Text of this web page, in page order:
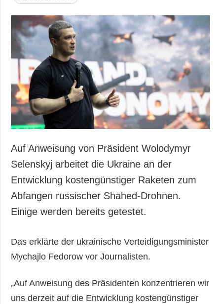
Auf Anweisung von Präsident Wolodymyr
Selenskyj arbeitet die Ukraine an der
Entwicklung kostengünstiger Raketen zum
Abfangen russischer Shahed-Drohnen.
Einige werden bereits getestet.
Das erklärte der ukrainische Verteidigungsminister
Mychajlo Fedorow vor Journalisten.
„Auf Anweisung des Präsidenten konzentrieren wir
uns derzeit auf die Entwicklung kostengünstiger